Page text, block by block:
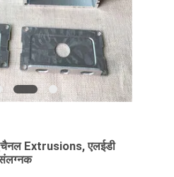
चैनल Extrusions, एलईडी